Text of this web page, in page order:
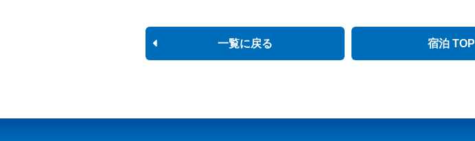
一覧に戻る 宿泊 TOP